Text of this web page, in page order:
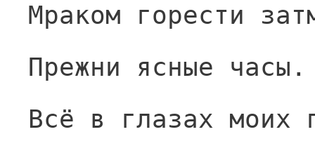
Мраком горести
Прежни ясные часы.
Всё в глазах моих